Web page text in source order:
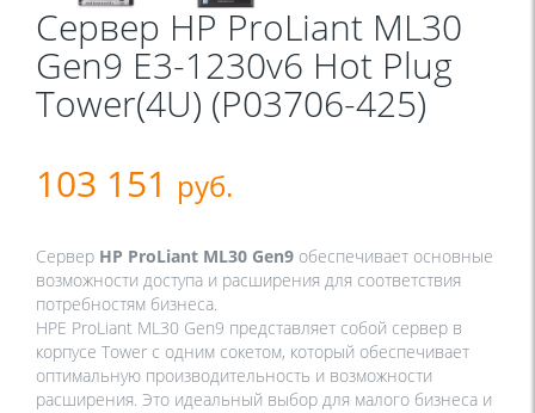
Сервер HP ProLiant ML30
Gen9 E3-1230v6 Hot Plug
Tower(4U) (P03706-425)
103 151 руб.
Сервер HP ProLiant ML30 Gen9 обеспечивает основные
возможности доступа и расширения для соответствия
потребностям бизнеса.
HPE ProLiant ML30 Gen9 представляет собой сервер в
корпусе Tower с одним сокетом, который обеспечивает
оптимальную производительность и возможности
расширения. Это идеальный выбор для малого бизнеса и